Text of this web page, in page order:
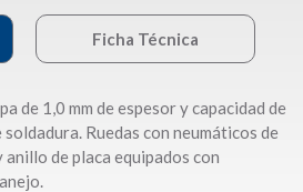
Ficha Técnica
de 1,0 mm de espesor y capacidad de
Ruedas con neumáticos de
de placa equipados con